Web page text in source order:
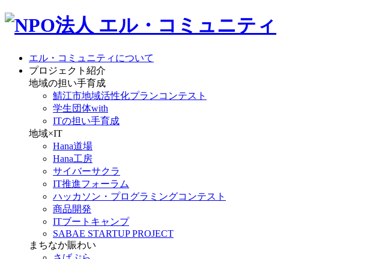
エル・コミュニティについて
プロジェクト紹介
地域の担い手育成
鯖江市地域活性化プランコンテスト
学生団体with
ITの担い手育成
地域×IT
Hana道場
Hana工房
サイバーサクラ
IT推進フォーラム
ハッカソン・プログラミングコンテスト
商品開発
ITブートキャンプ
SABAE STARTUP PROJECT
まちなか賑わい